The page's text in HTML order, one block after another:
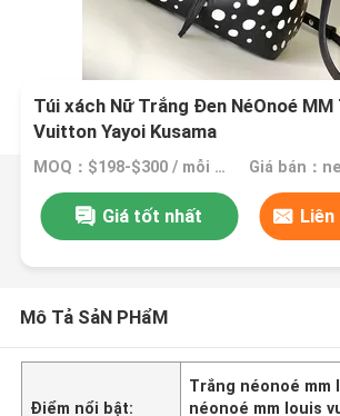
Túi xách Nữ Trắng Đen NéOnoé
Vuitton Yayoi Kusama
MOQ：$198-$300 / mỗi túi Giá bán：
Giá tốt nhất
Mô Tả SảN PHẩM
Điểm nổi bật:
Trắng néonoé mm
néonoé mm louis